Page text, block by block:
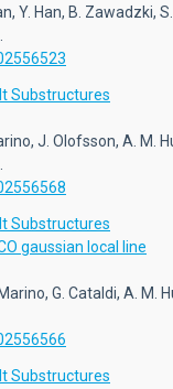
Y. Han, B. Zawadzki,
Substructures
J. Olofsson, A.
Substructures
gaussian local line
G. Cataldi, A. M.
Substructures